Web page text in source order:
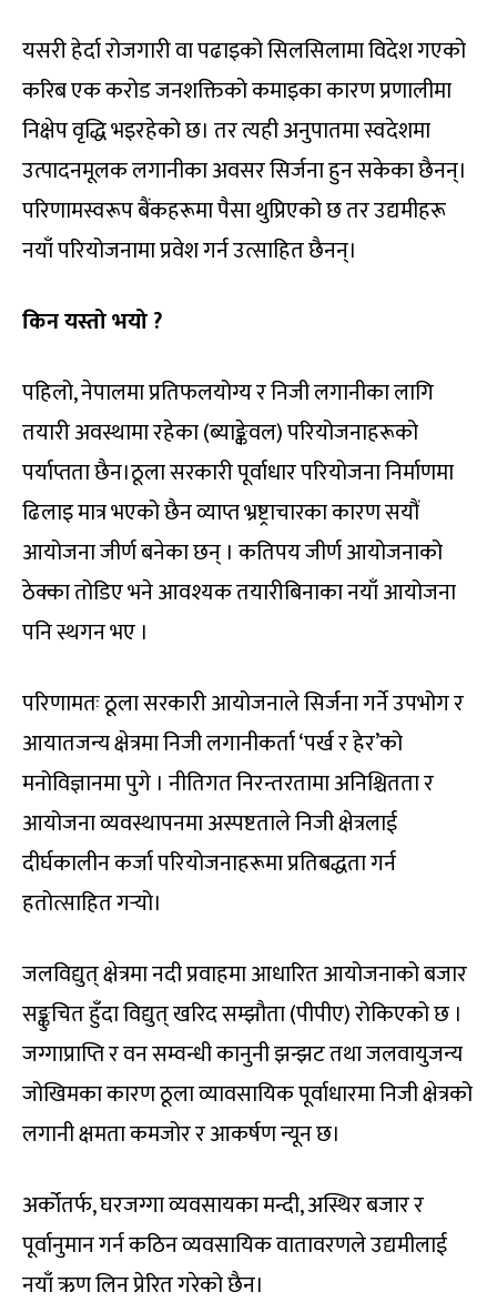
यसरी हेर्दा रोजगारी वा पढाइको सिलसिलामा विदेश गएको
करिब एक करोड जनशक्तिको कमाइका कारण प्रणालीमा
निक्षेप वृद्धि भइरहेको छ। तर त्यही अनुपातमा स्वदेशमा
उत्पादनमूलक लगानीका अवसर सिर्जना हुन सकेका छैनन्।
परिणामस्वरूप बैंकहरूमा पैसा थुप्रिएको छ तर उद्यमीहरू
नयाँ परियोजनामा प्रवेश गर्न उत्साहित छैनन्।
किन यस्तो भयो ?
पहिलो, नेपालमा प्रतिफलयोग्य र निजी लगानीका लागि
तयारी अवस्थामा रहेका (ब्याङ्केवल) परियोजनाहरूको
पर्याप्तता छैन।ठूला सरकारी पूर्वाधार परियोजना निर्माणमा
ढिलाइ मात्र भएको छैन व्याप्त भ्रष्ट्राचारका कारण सयौं
आयोजना जीर्ण बनेका छन् । कतिपय जीर्ण आयोजनाको
ठेक्का तोडिए भने आवश्यक तयारीबिनाका नयाँ आयोजना
पनि स्थगन भए ।
परिणामतः ठूला सरकारी आयोजनाले सिर्जना गर्ने उपभोग र
आयातजन्य क्षेत्रमा निजी लगानीकर्ता ‘पर्ख र हेर’को
मनोविज्ञानमा पुगे । नीतिगत निरन्तरतामा अनिश्चितता र
आयोजना व्यवस्थापनमा अस्पष्टताले निजी क्षेत्रलाई
दीर्घकालीन कर्जा परियोजनाहरूमा प्रतिबद्धता गर्न
हतोत्साहित गर्‍यो।
जलविद्युत् क्षेत्रमा नदी प्रवाहमा आधारित आयोजनाको बजार
सङ्कुचित हुँदा विद्युत् खरिद सम्झौता (पीपीए) रोकिएको छ ।
जग्गाप्राप्ति र वन सम्वन्धी कानुनी झन्झट तथा जलवायुजन्य
जोखिमका कारण ठूला व्यावसायिक पूर्वाधारमा निजी क्षेत्रको
लगानी क्षमता कमजोर र आकर्षण न्यून छ।
अर्कोतर्फ, घरजग्गा व्यवसायका मन्दी, अस्थिर बजार र
पूर्वानुमान गर्न कठिन व्यवसायिक वातावरणले उद्यमीलाई
नयाँ ऋण लिन प्रेरित गरेको छैन।